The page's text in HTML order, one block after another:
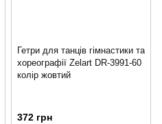
Гетри для танців гімнастики та
хореографії Zelart DR-3991-60
колір жовтий
372 грн